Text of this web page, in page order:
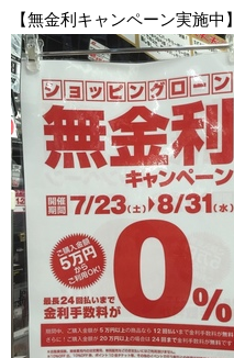
【無金利キャンペーン実施中】